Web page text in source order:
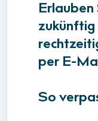
Erlauben
per E-
So